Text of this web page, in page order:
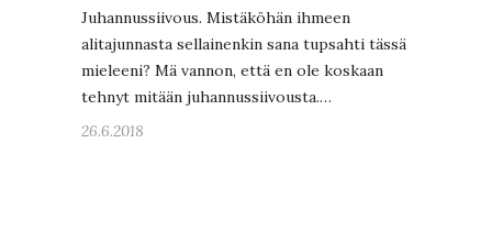
Juhannussiivous. Mistäköhän ihmeen
alitajunnasta sellainenkin sana tupsahti tässä
mieleeni? Mä vannon, että en ole koskaan
tehnyt mitään juhannussiivousta.…
26.6.2018